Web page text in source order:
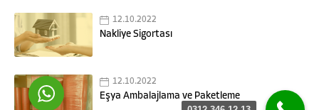
12.10.2022
Nakliye Sigortası
12.10.2022
Eşya Ambalajlama ve Paketleme
Cevap Yaz